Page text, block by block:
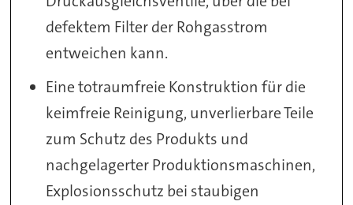
defektem Filter der Rohgasstrom
entweichen kann.
Eine totraumfreie Konstruktion für die
keimfreie Reinigung, unverlierbare Teile
zum Schutz des Produkts und
nachgelagerter Produktionsmaschinen,
Explosionsschutz bei staubigen